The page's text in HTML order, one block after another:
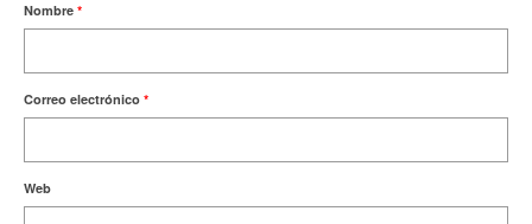
Nombre *
Correo electrónico *
Web